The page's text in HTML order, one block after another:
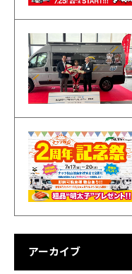
アーカイブ